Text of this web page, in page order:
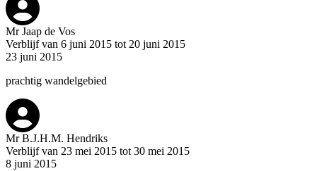
Mr Jaap de Vos
Verblijf van 6 juni 2015 tot 20 juni 2015
23 juni 2015
prachtig wandelgebied
Mr B.J.H.M. Hendriks
Verblijf van 23 mei 2015 tot 30 mei 2015
8 juni 2015